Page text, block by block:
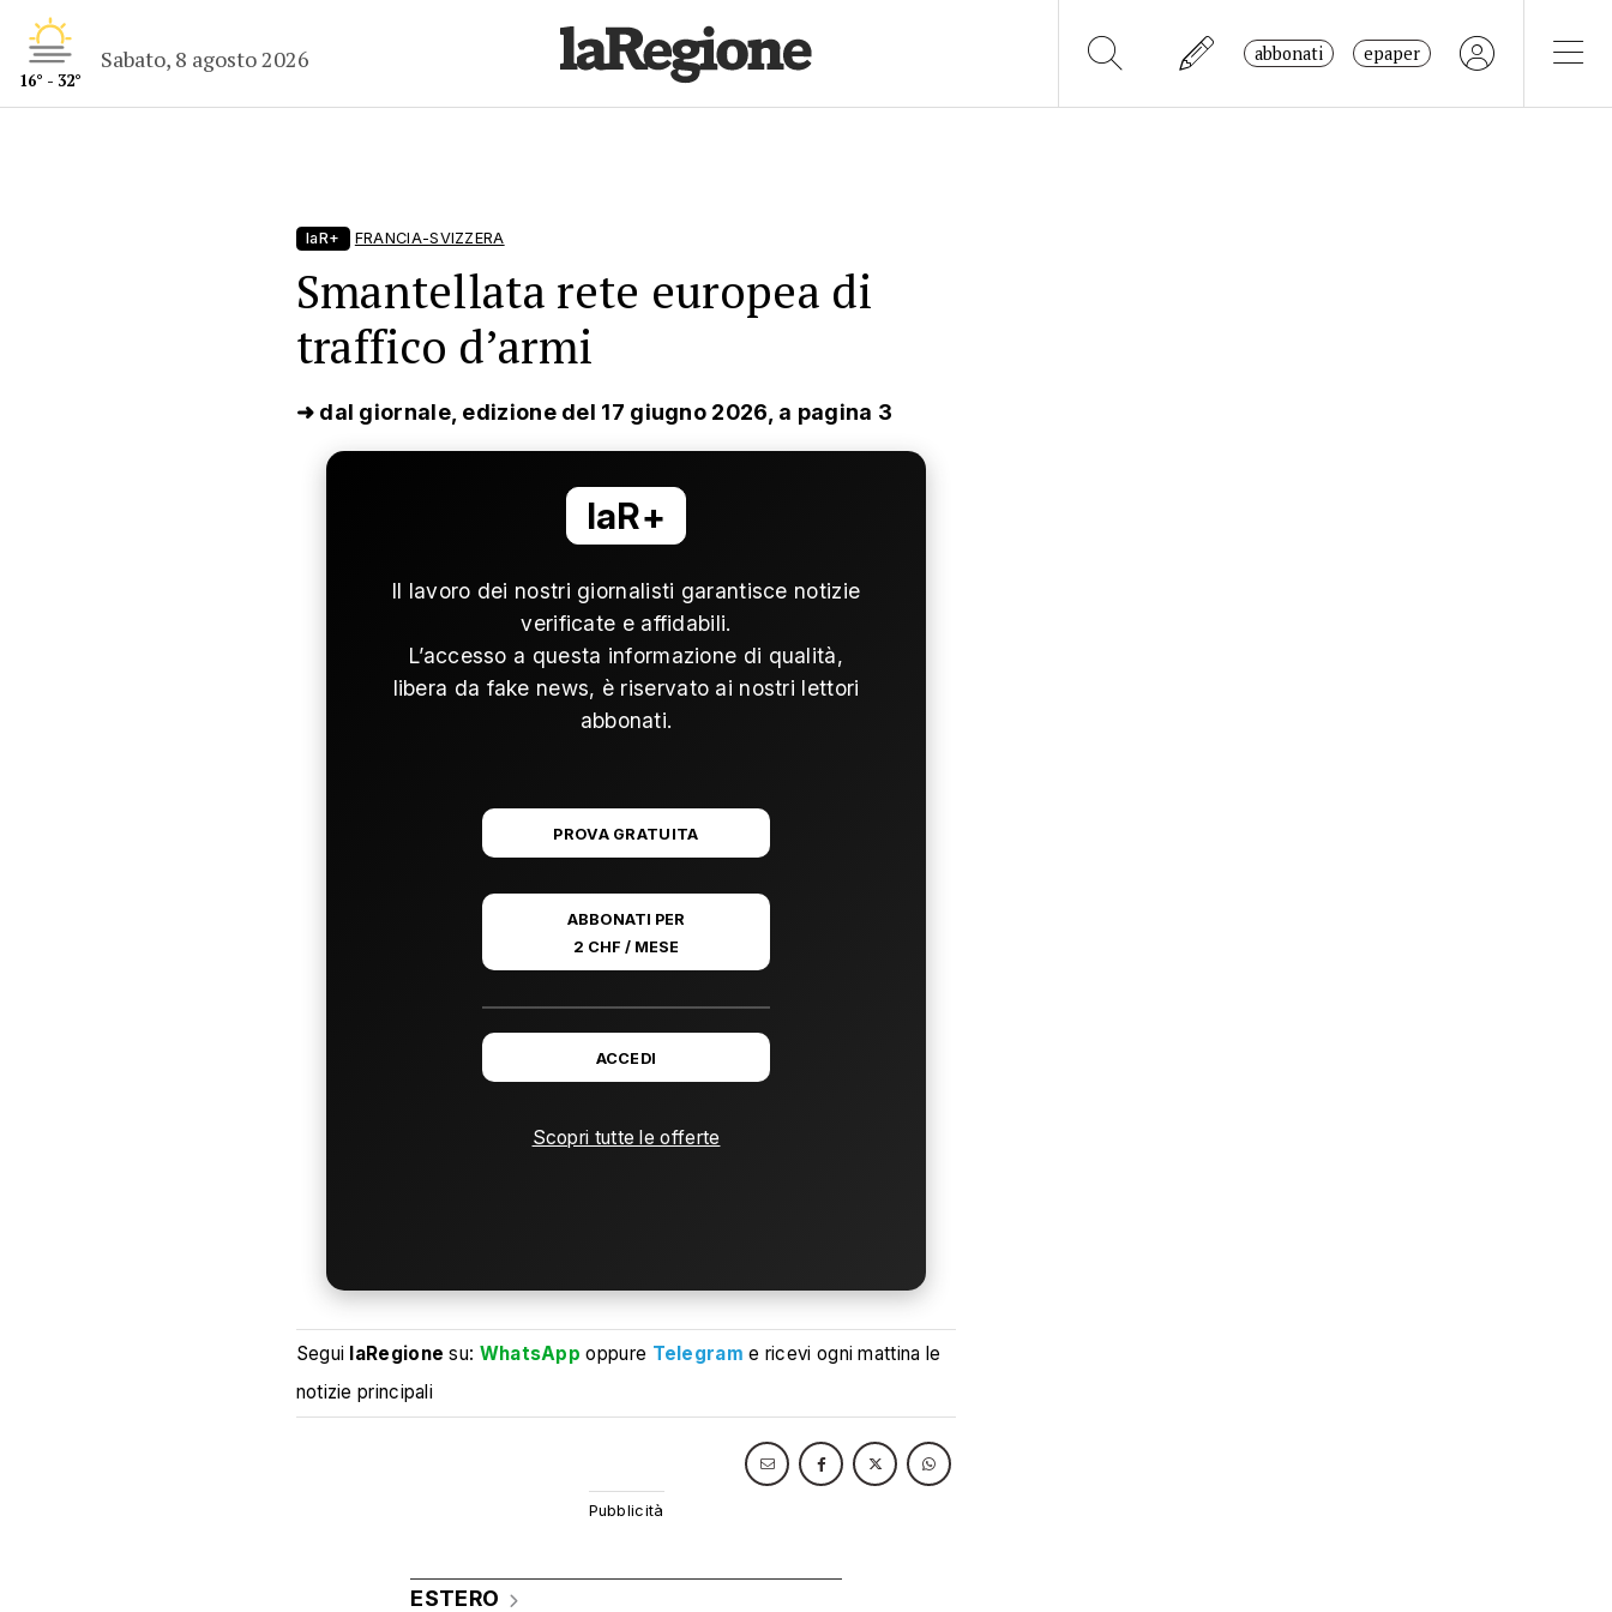
16° - 32°
Sabato, 8 agosto 2026 abbonati epaper
laR+ FRANCIA-SVIZZERA
Smantellata rete europea di
traffico d’armi
➜ dal giornale, edizione del 17 giugno 2026, a pagina 3
laR+
Il lavoro dei nostri giornalisti garantisce notizie
verificate e affidabili.
L’accesso a questa informazione di qualità,
libera da fake news, è riservato ai nostri lettori
abbonati.
PROVA GRATUITA
ABBONATI PER
2 CHF / MESE
ACCEDI
Scopri tutte le offerte
Segui laRegione su: WhatsApp oppure Telegram e ricevi ogni mattina le
notizie principali
ESTERO